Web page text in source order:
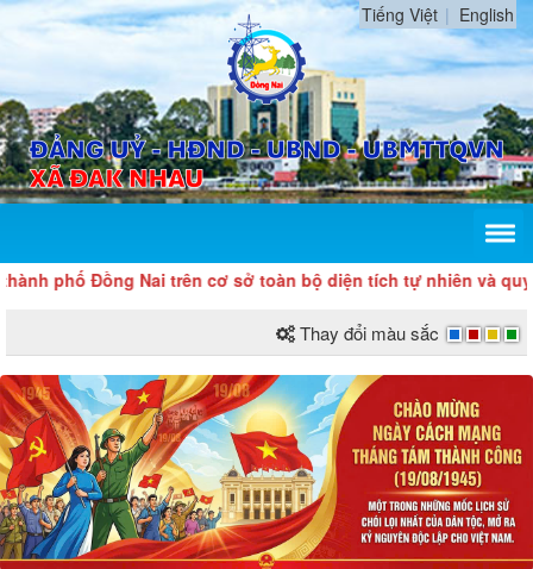
Tiếng Việt English
phố Đồng Nai trên cơ sở toàn bộ diện tích tự nhiên và quy
Thay đổi màu sắc